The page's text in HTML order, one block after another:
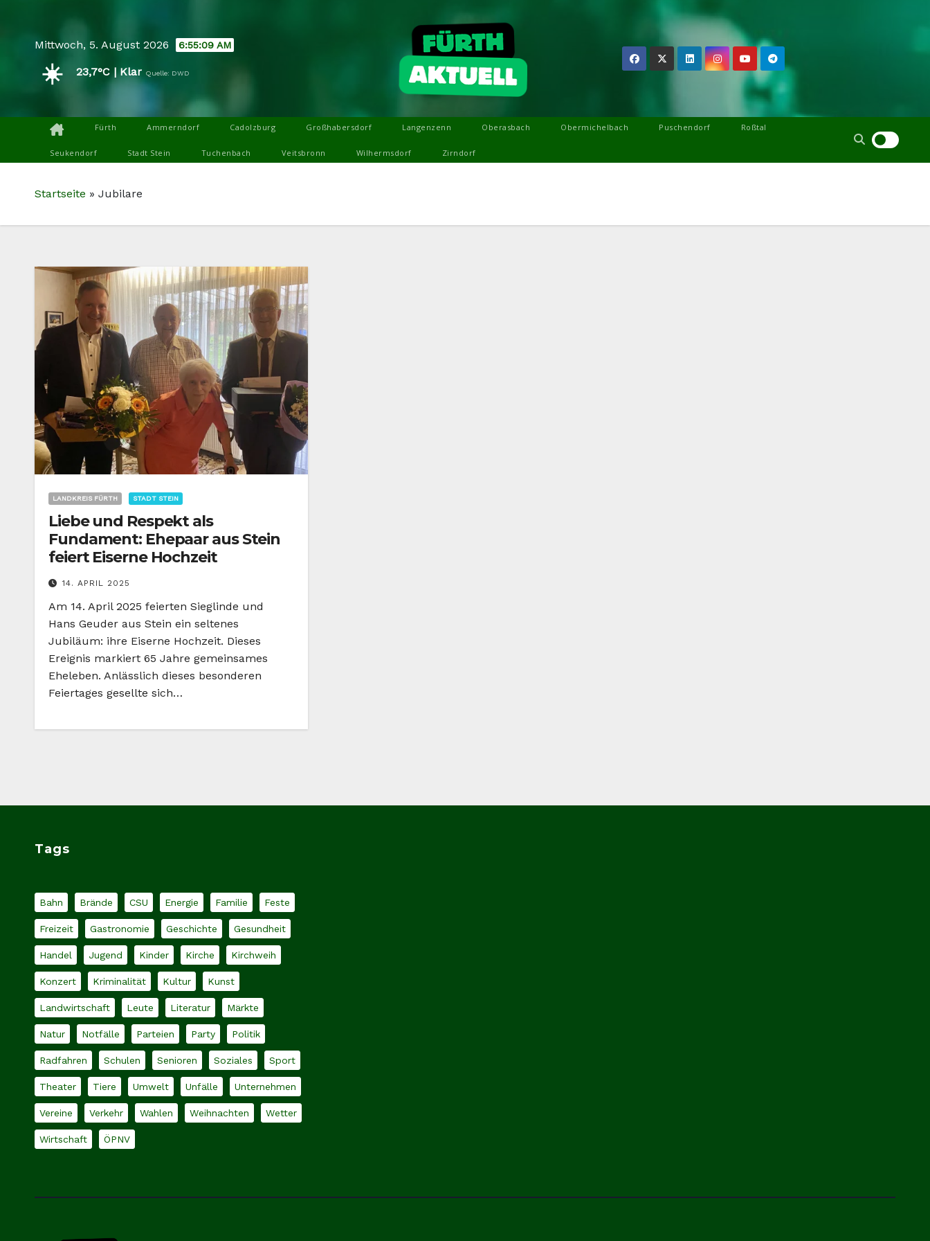
contentMittwoch, 5. August 2026 6:55:09 AM
☀️ 23,7°C | Klar Quelle: DWD
Fürth Ammerndorf Cadolzburg Großhabersdorf Langenzenn Oberasbach Obermichelbach Puschendorf Roßtal
Seukendorf Stadt Stein Tuchenbach Veitsbronn Wilhermsdorf Zirndorf
Startseite » Jubilare
LANDKREIS FÜRTH STADT STEIN
Liebe und Respekt als
Fundament: Ehepaar aus Stein
feiert Eiserne Hochzeit
14. APRIL 2025
Am 14. April 2025 feierten Sieglinde und
Hans Geuder aus Stein ein seltenes
Jubiläum: ihre Eiserne Hochzeit. Dieses
Ereignis markiert 65 Jahre gemeinsames
Eheleben. Anlässlich dieses besonderen
Feiertages gesellte sich…
Tags
Bahn Brände CSU Energie Familie Feste
Freizeit Gastronomie Geschichte Gesundheit
Handel Jugend Kinder Kirche Kirchweih
Konzert Kriminalität Kultur Kunst
Landwirtschaft Leute Literatur Märkte
Natur Notfälle Parteien Party Politik
Radfahren Schulen Senioren Soziales Sport
Theater Tiere Umwelt Unfälle Unternehmen
Vereine Verkehr Wahlen Weihnachten Wetter
Wirtschaft ÖPNV